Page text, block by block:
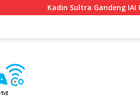
Kadin Sultra Gandeng IAI Rawa